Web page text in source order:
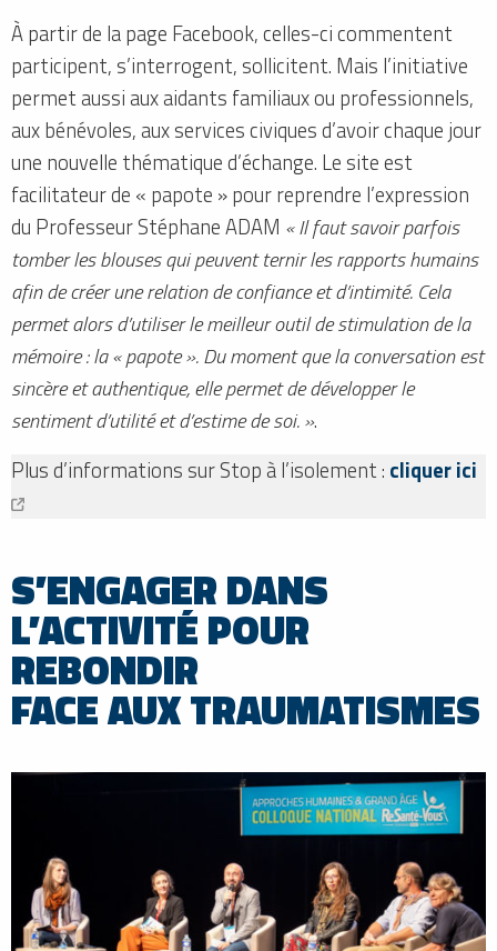
À partir de la page Facebook, celles-ci commentent
participent, s’interrogent, sollicitent. Mais l’initiative
permet aussi aux aidants familiaux ou professionnels,
aux bénévoles, aux services civiques d’avoir chaque jour
une nouvelle thématique d’échange. Le site est
facilitateur de « papote » pour reprendre l’expression
du Professeur Stéphane ADAM « Il faut savoir parfois
tomber les blouses qui peuvent ternir les rapports humains
afin de créer une relation de confiance et d’intimité. Cela
permet alors d’utiliser le meilleur outil de stimulation de la
mémoire : la « papote ». Du moment que la conversation est
sincère et authentique, elle permet de développer le
sentiment d’utilité et d’estime de soi. ».
Plus d’informations sur Stop à l’isolement : cliquer ici
S’ENGAGER DANS
L’ACTIVITÉ POUR
REBONDIR
FACE AUX TRAUMATISMES